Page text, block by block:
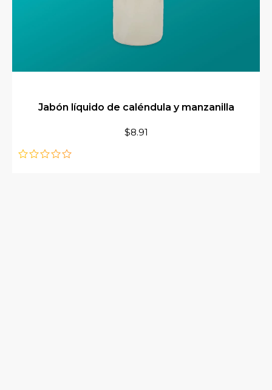
Jabón líquido de caléndula y manzanilla
$8.91